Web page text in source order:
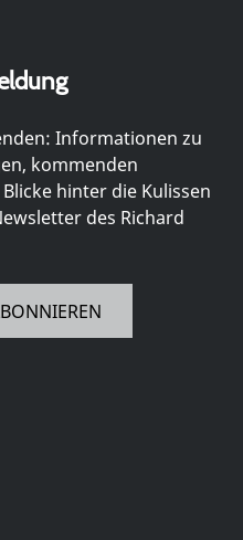
Informationen zu
kommenden
hinter die Kulissen
des Richard